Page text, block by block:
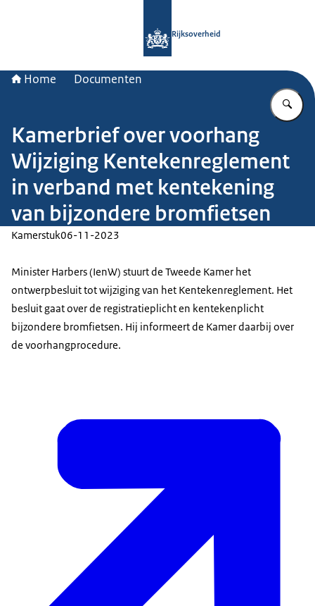
Rijksoverheid
Home Documenten
Kamerbrief over voorhang
Wijziging Kentekenreglement
in verband met kentekening
van bijzondere bromfietsen
Kamerstuk06-11-2023
Minister Harbers (IenW) stuurt de Tweede Kamer het
ontwerpbesluit tot wijziging van het Kentekenreglement. Het
besluit gaat over de registratieplicht en kentekenplicht
bijzondere bromfietsen. Hij informeert de Kamer daarbij over
de voorhangprocedure.